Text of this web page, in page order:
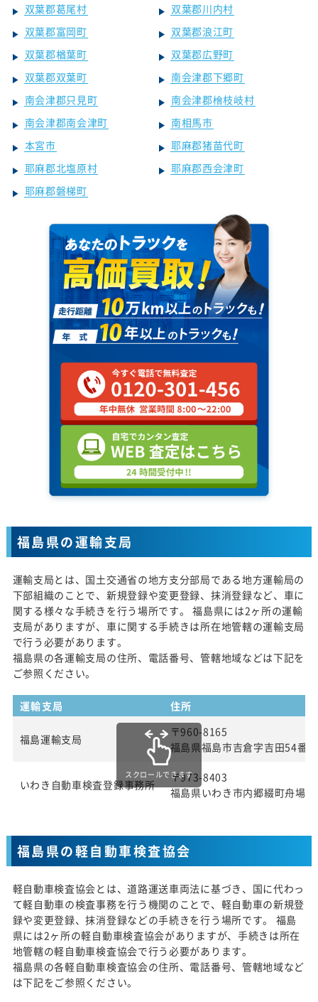
双葉郡葛尾村
双葉郡川内村
双葉郡富岡町
双葉郡浪江町
双葉郡楢葉町
双葉郡広野町
双葉郡双葉町
南会津郡下郷町
南会津郡只見町
南会津郡檜枝岐村
南会津郡南会津町
南相馬市
本宮市
耶麻郡猪苗代町
耶麻郡北塩原村
耶麻郡西会津町
耶麻郡磐梯町
福島県の運輸支局
運輸支局とは、国土交通省の地方支分部局である地方運輸局の
下部組織のことで、新規登録や変更登録、抹消登録など、車に
関する様々な手続きを行う場所です。 福島県には2ヶ所の運輸
支局がありますが、車に関する手続きは所在地管轄の運輸支局
で行う必要があります。
福島県の各運輸支局の住所、電話番号、管轄地域などは下記を
ご参照ください。
運輸支局 住所
福島運輸支局
〒960-8165
福島県福島市吉倉字吉田54番地
いわき自動車検査登録事務所
〒973-8403
福島県いわき市内郷綴町舟場1
スクロールできます
福島県の軽自動車検査協会
軽自動車検査協会とは、道路運送車両法に基づき、国に代わっ
て軽自動車の検査事務を行う機関のことで、軽自動車の新規登
録や変更登録、抹消登録などの手続きを行う場所です。 福島
県には2ヶ所の軽自動車検査協会がありますが、手続きは所在
地管轄の軽自動車検査協会で行う必要があります。
福島県の各軽自動車検査協会の住所、電話番号、管轄地域など
は下記をご参照ください。